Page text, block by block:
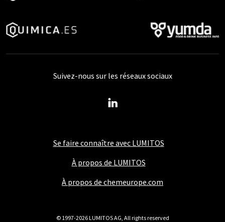
Se faire connaître avec LUMITOS
À propos de LUMITOS
À propos de chemeurope.com
Suivez-nous sur les réseaux sociaux
© 1997-2026 LUMITOS AG, All rights reserved